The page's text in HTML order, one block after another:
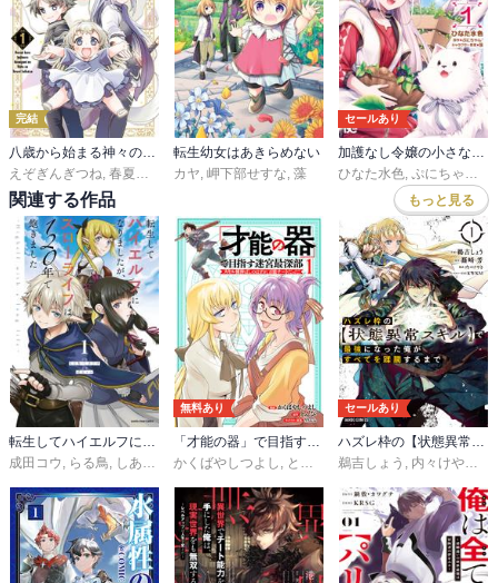
完結
えぞぎんぎつね 春夏冬アタル ,藻
転生幼女はあきらめない
カヤ 岬下部せすな 藻
セールあり
ひなた水色 ぷにちゃん
関連する作品 もっと見る
転生してハイエルフになりましたが、スローライフは120年で飽きました -Highelf with a long life-
成田コウ, らる鳥, しあびす
無料あり
「才能の器」で目指す迷宮最深部 スキル横伸ばしのはずが、万能チートだった！
かくばやしつよし , とんび
セールあり
ハズレ枠の【状態異常スキル】で最強になった俺がすべてを蹂躙するまで
鵜吉しょう , 内々けやき